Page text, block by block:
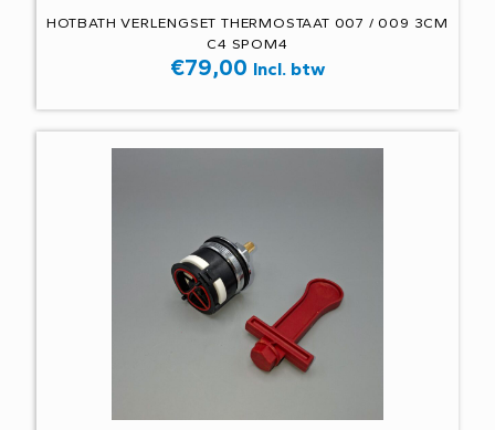
HOTBATH VERLENGSET THERMOSTAAT 007 / 009 3CM
C4 SPOM4
€79,00 Incl. btw